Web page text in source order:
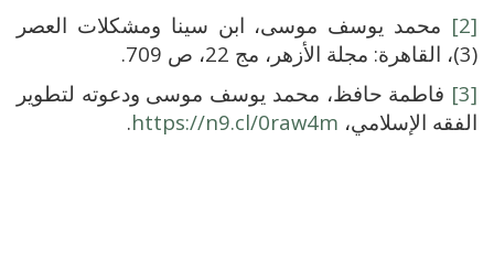
[2]
محمد يوسف موسى، ابن سينا ومشكلات العصر
(3)، القاهرة: مجلة الأزهر، مج 22، ص 709.
[3]
فاطمة حافظ، محمد يوسف موسى ودعوته لتطوير
الفقه الإسلامي، https://n9.cl/0raw4m
.